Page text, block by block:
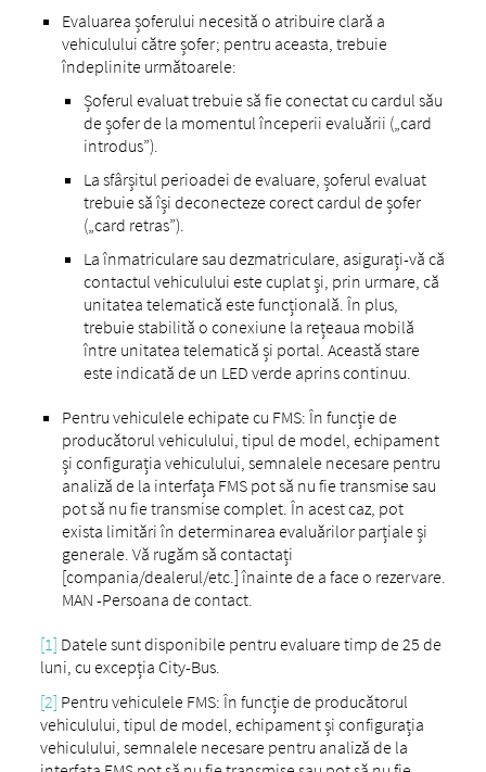
Evaluarea șoferului necesită o atribuire clară a
vehiculului către șofer; pentru aceasta, trebuie
îndeplinite următoarele:
Șoferul evaluat trebuie să fie conectat cu cardul său
de șofer de la momentul începerii evaluării („card
introdus”).
La sfârșitul perioadei de evaluare, șoferul evaluat
trebuie să își deconecteze corect cardul de șofer
(„card retras”).
La înmatriculare sau dezmatriculare, asigurați-vă că
contactul vehiculului este cuplat și, prin urmare, că
unitatea telematică este funcțională. În plus,
trebuie stabilită o conexiune la rețeaua mobilă
între unitatea telematică și portal. Această stare
este indicată de un LED verde aprins continuu.
Pentru vehiculele echipate cu FMS: În funcție de
producătorul vehiculului, tipul de model, echipament
și configurația vehiculului, semnalele necesare pentru
analiză de la interfața FMS pot să nu fie transmise sau
pot să nu fie transmise complet. În acest caz, pot
exista limitări în determinarea evaluărilor parțiale și
generale. Vă rugăm să contactați
[compania/dealerul/etc.] înainte de a face o rezervare.
MAN -Persoana de contact.
[1] Datele sunt disponibile pentru evaluare timp de 25 de
luni, cu excepția City-Bus.
[2] Pentru vehiculele FMS: În funcție de producătorul
vehiculului, tipul de model, echipament și configurația
vehiculului, semnalele necesare pentru analiză de la